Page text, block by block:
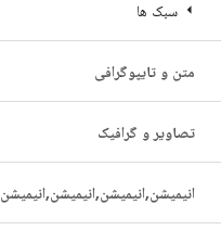
سبک ها
متن و تایپوگرافی
تصاویر و گرافیک
انیمیشن,انیمیشن,انیمیشن,انیمیشن